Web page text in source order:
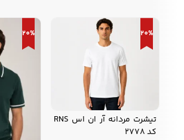
20%
تیشرت مردانه آر ان اس RNS
کد 2778
20%